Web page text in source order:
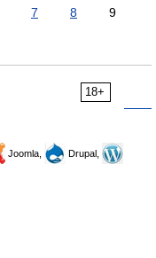
7 8
9
18+
Joomla,
Drupal,